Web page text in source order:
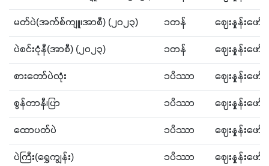
မတ်ပဲ(အက်စ်ကျူ၊အာစီ) (၂၀၂၃) ၁တန် ဈေးနှုန်းဖေ
ပဲစင်းငုံနီ(အာစီ) (၂၀၂၃) ၁တန် ဈေးနှုန်းဖေ
စားတော်ပဲလုံး ၁ပိဿာ ဈေးနှုန်းဖေ
စွန်တာနီ၊ပြာ ၁ပိဿာ ဈေးနှုန်းဖေ
ထောပတ်ပဲ ၁ပိဿာ ဈေးနှုန်းဖေ
ပဲကြီး(ရွှေကျွန်း) ၁ပိဿာ ဈေးနှုန်းဖေ